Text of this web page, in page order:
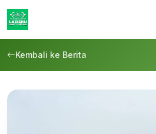
Kembali ke Berita